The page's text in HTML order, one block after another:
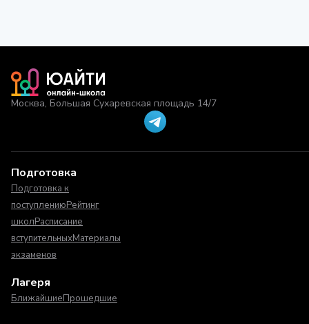
Москва, Большая Сухаревская площадь 14/7
Подготовка
Подготовка к
поступлениюРейтинг
школРасписание
вступительныхМатериалы
экзаменов
Лагеря
БлижайшиеПрошедшие